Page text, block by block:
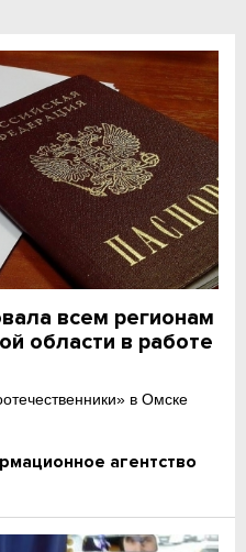
всем регионам
области в работе
в Омске
агентство